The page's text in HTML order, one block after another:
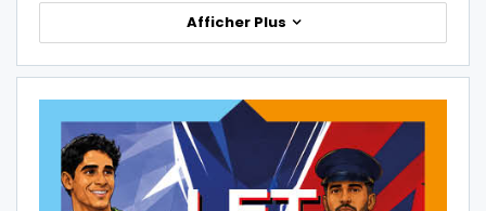
Afficher Plus